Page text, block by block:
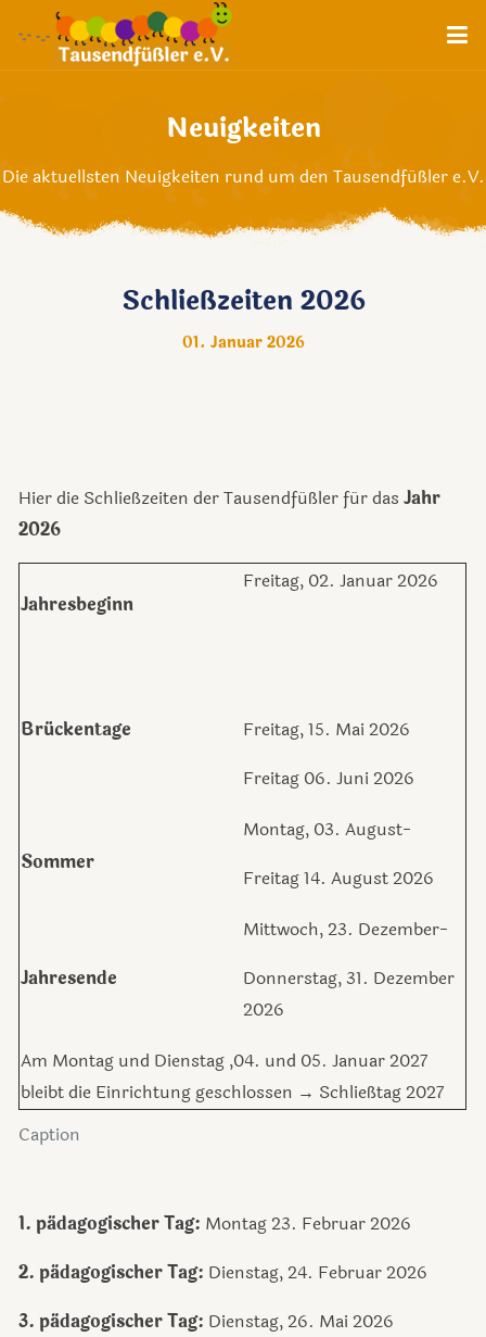
Neuigkeiten
Die aktuellsten Neuigkeiten rund um den Tausendfüßler e.V.
Schließzeiten 2026
01. Januar 2026
Hier die Schließzeiten der Tausendfüßler für dasJahr
2026
Caption
Jahresbeginn
Freitag, 02. Januar 2026
Brückentage
Freitag, 15. Mai 2026
Freitag 06. Juni 2026
Sommer
Montag, 03. August-
Freitag 14. August 2026
Jahresende
Mittwoch, 23. Dezember-
Donnerstag, 31. Dezember
2026
Am Montag und Dienstag ,04. und 05. Januar 2027
bleibt die Einrichtung geschlossen → Schließtag 2027
1. pädagogischer Tag: Montag 23. Februar 2026
2. pädagogischer Tag: Dienstag, 24. Februar 2026
3. pädagogischer Tag: Dienstag, 26. Mai 2026